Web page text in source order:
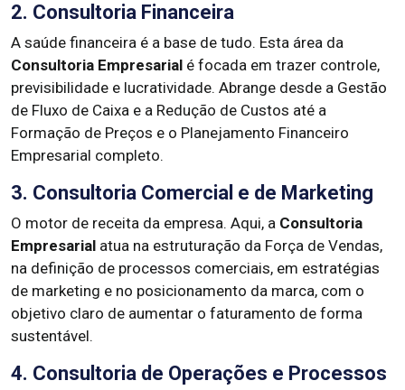
2. Consultoria Financeira
A saúde financeira é a base de tudo. Esta área da
Consultoria Empresarial é focada em trazer controle,
previsibilidade e lucratividade. Abrange desde a Gestão
de Fluxo de Caixa e a Redução de Custos até a
Formação de Preços e o Planejamento Financeiro
Empresarial completo.
3. Consultoria Comercial e de Marketing
O motor de receita da empresa. Aqui, a Consultoria
Empresarial atua na estruturação da Força de Vendas,
na definição de processos comerciais, em estratégias
de marketing e no posicionamento da marca, com o
objetivo claro de aumentar o faturamento de forma
sustentável.
4. Consultoria de Operações e Processos